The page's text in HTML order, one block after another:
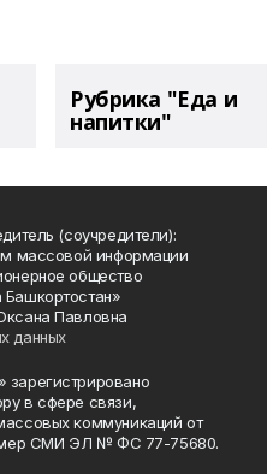
Рубрика "Еда и
напитки"
(соучредители):
массовой информации
общество
Павловна
данных
зарегистрировано
в сфере связи,
коммуникаций от
СМИ ЭЛ № ФС 77-75680.